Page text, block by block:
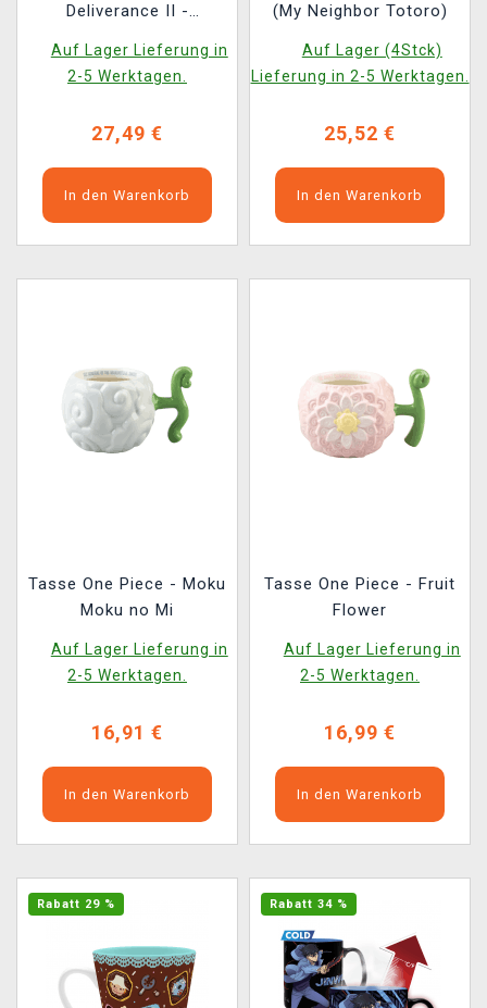
Deliverance II -
Auf Lager Lieferung in
2-5 Werktagen.
27,49 €
In den Warenkorb
(My Neighbor Totoro)
Auf Lager (4Stck)
Lieferung in 2-5 Werktagen.
25,52 €
In den Warenkorb
Tasse One Piece - Moku
Moku no Mi
Auf Lager Lieferung in
2-5 Werktagen.
16,91 €
In den Warenkorb
Tasse One Piece - Fruit
Flower
Auf Lager Lieferung in
2-5 Werktagen.
16,99 €
In den Warenkorb
Rabatt 29 % Rabatt 34 %